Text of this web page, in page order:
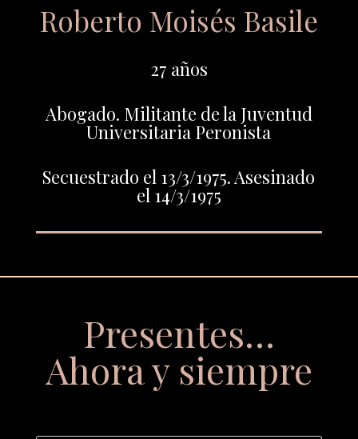
Roberto Moisés Basile
27 años
Abogado. Militante de la Juventud
Universitaria Peronista
Secuestrado el 13/3/1975. Asesinado
el 14/3/1975
Presentes…
Ahora y siempre